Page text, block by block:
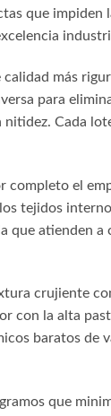
que
más
para
Cada
el
tejidos
atienden
crujiente
con la alta
baratos
que